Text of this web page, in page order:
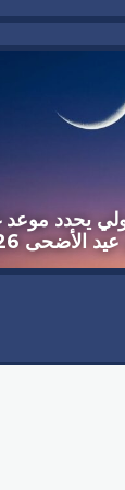
يحدد
الأضحى 2026